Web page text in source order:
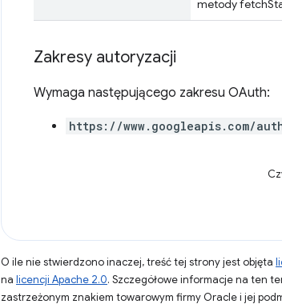
metody
Zakresy autoryzacji
Wymaga następującego zakresu OAuth:
https://www.googleapis.com/
O ile nie stwierdzono inaczej, treść tej strony jest objęta
na licencji Apache 2.0. Szczegółowe informacje na ten
zastrzeżonym znakiem towarowym firmy Oracle i jej